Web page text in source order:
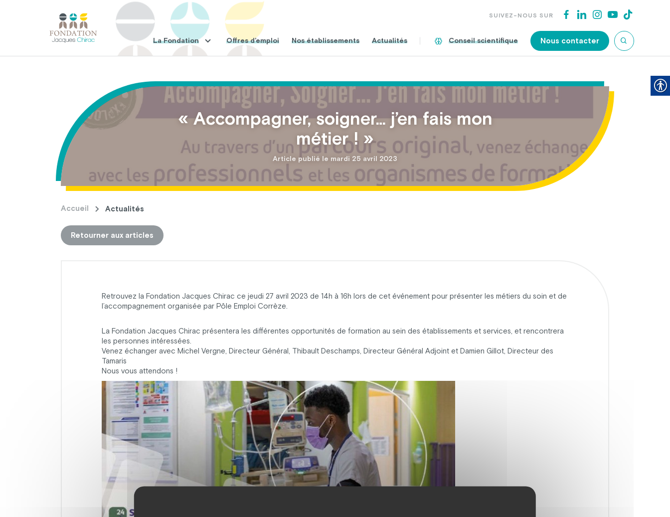
SUIVEZ-NOUS SUR
La Fondation Offres d’emploi Nos établissements Actualités Conseil scientifique Nous contacter
« Accompagner, soigner… j’en fais mon
métier ! »
Article publié le mardi 25 avril 2023
Accueil Actualités
Retourner aux articles
Retrouvez la Fondation Jacques Chirac ce jeudi 27 avril 2023 de 14h à 16h lors de cet événement pour présenter les métiers du soin et de
l’accompagnement organisée par Pôle Emploi Corrèze.
La Fondation Jacques Chirac présentera les différentes opportunités de formation au sein des établissements et services, et rencontrera
les personnes intéressées.
Venez échanger avec Michel Vergne, Directeur Général, Thibault Deschamps, Directeur Général Adjoint et Damien Gillot, Directeur des
Tamaris
Nous vous attendons !